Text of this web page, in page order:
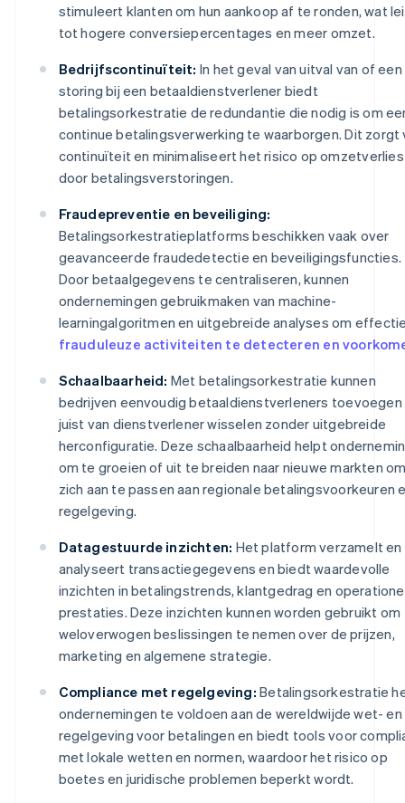
stimuleert klanten om hun aankoop af te ronden, wat
tot hogere conversiepercentages en meer omzet.
Bedrijfscontinuïteit: In het geval van uitval van of een
storing bij een betaaldienstverlener biedt
betalingsorkestratie de redundantie die nodig is om
continue betalingsverwerking te waarborgen. Dit zorgt
continuïteit en minimaliseert het risico op omzetverlies
door betalingsverstoringen.
Fraudepreventie en beveiliging:
Betalingsorkestratieplatforms beschikken vaak over
geavanceerde fraudedetectie en beveiligingsfuncties.
Door betaalgegevens te centraliseren, kunnen
ondernemingen gebruikmaken van machine-
learningalgoritmen en uitgebreide analyses om
frauduleuze activiteiten te detecteren en
Schaalbaarheid: Met betalingsorkestratie kunnen
bedrijven eenvoudig betaaldienstverleners
juist van dienstverlener wisselen zonder uitgebreide
herconfiguratie. Deze schaalbaarheid helpt
om te groeien of uit te breiden naar nieuwe markten
zich aan te passen aan regionale betalingsvoorkeuren
regelgeving.
Datagestuurde inzichten: Het platform verzamelt en
analyseert transactiegegevens en biedt waardevolle
inzichten in betalingstrends, klantgedrag en
prestaties. Deze inzichten kunnen worden gebruikt om
weloverwogen beslissingen te nemen over de prijzen,
marketing en algemene strategie.
Compliance met regelgeving: Betalingsorkestratie
ondernemingen te voldoen aan de wereldwijde wet- en
regelgeving voor betalingen en biedt tools voor
met lokale wetten en normen, waardoor het risico op
boetes en juridische problemen beperkt wordt.